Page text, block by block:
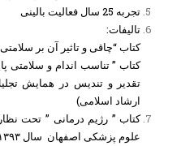
تجربه 25 سال فعالیت بالینی
تالیفات:
کتاب “چاقی و تاثیر آن بر سلامتی ”
تقدیر و تندیس در همایش
ارشاد اسلامی)
کتاب ” رژیم درمانی ” تحت
علوم پزشکی اصفهان سال ۱۳۹۳